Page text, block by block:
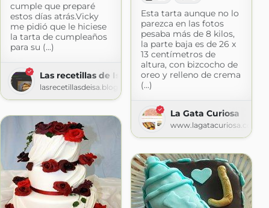
cumple que preparé
estos días atrás.Vicky
me pidió que le hiciese
la tarta de cumpleaños
para su (...)
Las recetillas de Isa
lasrecetillasdeisa.blogspot.com
Esta tarta aunque no lo
parezca en las fotos
pesaba más de 8 kilos,
la parte baja es de 26 x
13 centímetros de
altura, con bizcocho de
oreo y relleno de crema
(...)
La Gata Curiosa
www.lagatacuriosa.com